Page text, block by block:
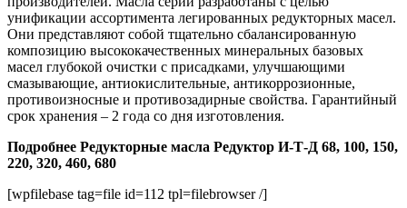
унификации ассортимента легированных редукторных масел.
Они представляют собой тщательно сбалансированную
композицию высококачественных минеральных базовых
масел глубокой очистки с присадками, улучшающими
смазывающие, антиокислительные, антикоррозионные,
противоизносные и противозадирные свойства. Гарантийный
срок хранения – 2 года со дня изготовления.
Подробнее Редукторные масла Редуктор И-Т-Д 68, 100, 150,
220, 320, 460, 680
[wpfilebase tag=file id=112 tpl=filebrowser /]